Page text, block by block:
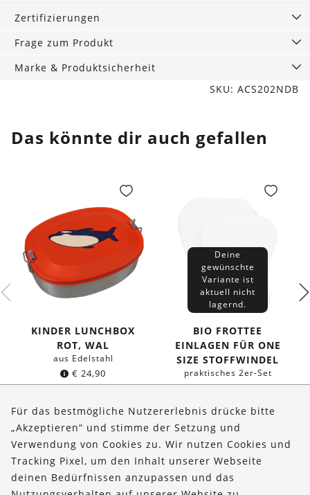
Zertifizierungen
Frage zum Produkt
Marke & Produktsicherheit
SKU: ACS202NDB
Das könnte dir auch gefallen
KINDER LUNCHBOX
ROT, WAL
aus Edelstahl
€ 24,90
Deine
gewünschte
Variante ist
aktuell nicht
lagernd.
BIO FROTTEE
EINLAGEN FÜR ONE
SIZE STOFFWINDEL
praktisches 2er-Set
€23,95
Über uns
Bestellungen
Für das bestmögliche Nutzererlebnis drücke bitte
„Akzeptieren“ und stimme der Setzung und
Verwendung von Cookies zu. Wir nutzen Cookies und
Tracking Pixel, um den Inhalt unserer Webseite
deinen Bedürfnissen anzupassen und das